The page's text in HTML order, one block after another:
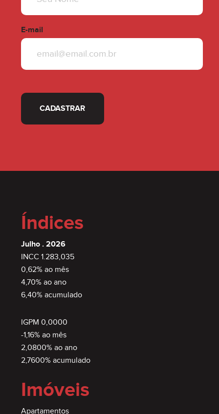
análise, podendo ser aceito e/ou rejeitado à titulo
6. INCORPORAÇÃO n.° 99.285 do Cartório de
Registro de Imóveis da comarca de Lajeado-RS.
7. CONDIÇÕES VÁLIDAS ATÉ 31.12.2021.
E-mail
CADASTRAR
Índices
Julho . 2026
INCC 1.283,035
0,62% ao mês
4,70% ao ano
6,40% acumulado
IGPM 0,0000
-1,16% ao mês
2,0800% ao ano
2,7600% acumulado
Imóveis
Apartamentos